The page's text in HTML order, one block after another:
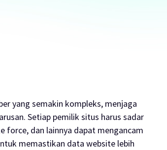
yang semakin kompleks, menjaga
Setiap pemilik situs harus sadar
force, dan lainnya dapat mengancam
memastikan datawebsite lebih